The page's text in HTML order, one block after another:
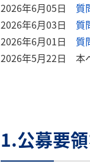
2026年6月05日 質
2026年6月03日 質
2026年6月01日 質
2026年5月22日 本
1.公募要